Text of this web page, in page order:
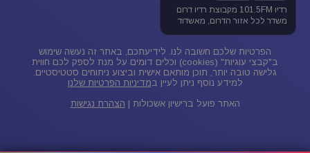
רדיו 101.5FM מקבוצת רדיו דרום
משדר לכל אזור הדרום, מאשדוד
הפרטיות שלכם חשובה לנו. לידיעתכם, באתר זה נעשה שימוש
ב"קבצי עוגיות" (cookies) וכלים דומים על מנת לספק לכם חווית
גלישה טובה יותר, תוכן מותאם אישית וביצוע ניתוחים סטטיסטיים.
למידע נוסף ניתן לעיין במדיניות הפרטיות שלנו
האתר פועל ברישיון אשכולות | הצהרת נגישות